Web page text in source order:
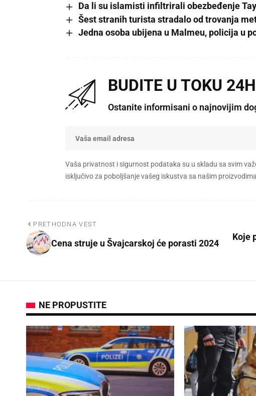
Da li su islamisti infiltrirali obezbeđenje
Šest stranih turista stradalo od trovanja
Jedna osoba ubijena u Malmeu, policija u
BUDITE U TOKU
Ostanite informisani o najnovijim
Vaša privatnost i sigurnost podataka su u skladu sa svim
isključivo za poboljšanje vašeg iskustva sa našim
PRETHODNA VEST
Cena struje u Švajcarskoj će porasti 2024
Koje
NE PROPUSTITE